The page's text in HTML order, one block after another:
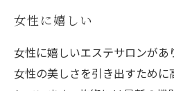
女性に嬉しい
女性に嬉しいエステサロンがあ
女性の美しさを引き出すため